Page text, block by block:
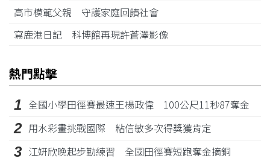
高市模範父親 守護家庭回饋社會
寫鹿港日記 科博館再現許蒼澤影像
熱門點擊
1 全國小學田徑賽最速王楊政偉 100公尺11秒87奪金
2 用水彩畫挑戰國際 粘信敏多次得獎獲肯定
3 江姸欣晚起步勤練習 全國田徑賽短跑奪金摘銅